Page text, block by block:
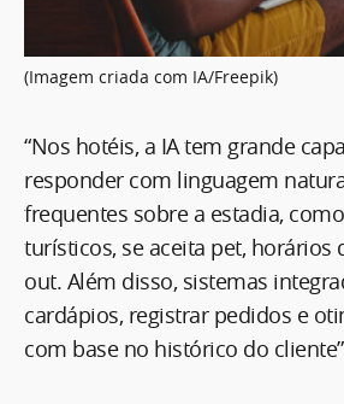
(Imagem criada com IA/Freepik)
“Nos hotéis, a IA tem grande
responder com linguagem
frequentes sobre a estadia,
turísticos, se aceita pet, horários
out. Além disso, sistemas
cardápios, registrar pedidos e
com base no histórico do